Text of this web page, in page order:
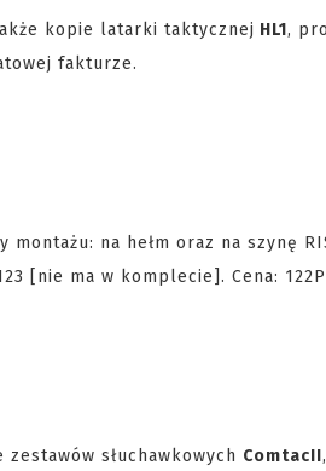
kopie latarki taktycznej HL1,
fakturze.
na hełm oraz na szynę
[nie ma w komplecie]. Cena:
słuchawkowych ComtacII